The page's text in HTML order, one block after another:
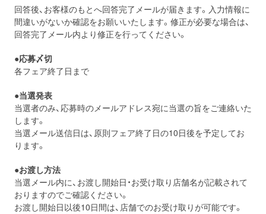
回答後、お客様のもとへ回答完了メールが届きます。入力情報に
間違いがないか確認をお願いいたします。修正が必要な場合は、
回答完了メール内より修正を行ってください。
●応募〆切
各フェア終了日まで
●当選発表
当選者のみ、応募時のメールアドレス宛に当選の旨をご連絡いた
します。
当選メール送信日は、原則フェア終了日の10日後を予定してお
ります。
●お渡し方法
当選メール内に、お渡し開始日・お受け取り店舗名が記載されて
おりますのでご確認ください。
お渡し開始日以後10日間は、店舗でのお受け取りが可能です。